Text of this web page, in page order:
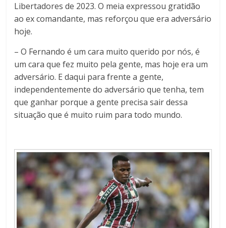
Libertadores de 2023. O meia expressou gratidão
ao ex comandante, mas reforçou que era adversário
hoje.
– O Fernando é um cara muito querido por nós, é
um cara que fez muito pela gente, mas hoje era um
adversário. E daqui para frente a gente,
independentemente do adversário que tenha, tem
que ganhar porque a gente precisa sair dessa
situação que é muito ruim para todo mundo.